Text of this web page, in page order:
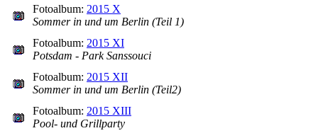
Fotoalbum: 2015 X
Sommer in und um Berlin (Teil 1)
Fotoalbum: 2015 XI
Potsdam - Park Sanssouci
Fotoalbum: 2015 XII
Sommer in und um Berlin (Teil2)
Fotoalbum: 2015 XIII
Pool- und Grillparty